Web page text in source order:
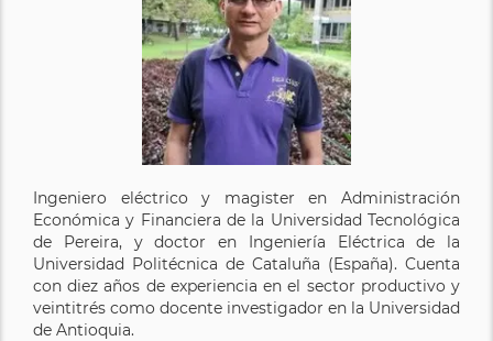
Ingeniero eléctrico y magister en Administración
Económica y Financiera de la Universidad Tecnológica
de Pereira, y doctor en Ingeniería Eléctrica de la
Universidad Politécnica de Cataluña (España). Cuenta
con diez años de experiencia en el sector productivo y
veintitrés como docente investigador en la Universidad
de Antioquia.